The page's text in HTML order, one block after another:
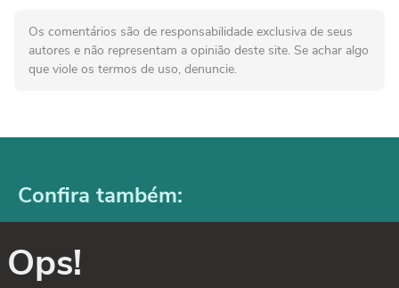
Os comentários são de responsabilidade exclusiva de seus
autores e não representam a opinião deste site. Se achar algo
que viole os termos de uso, denuncie.
Confira também:
Ops!